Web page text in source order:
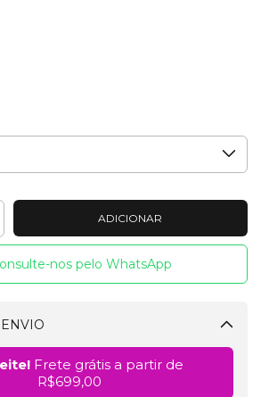
nos pelo WhatsApp
Frete grátis a partir de
R$699,00